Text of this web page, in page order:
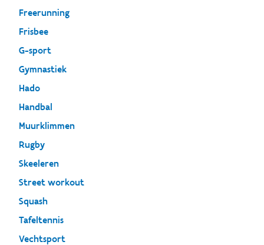
Freerunning
Frisbee
G-sport
Gymnastiek
Hado
Handbal
Muurklimmen
Rugby
Skeeleren
Street workout
Squash
Tafeltennis
Vechtsport